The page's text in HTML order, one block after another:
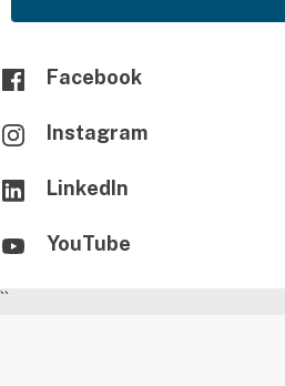
Facebook
Instagram
LinkedIn
YouTube
``